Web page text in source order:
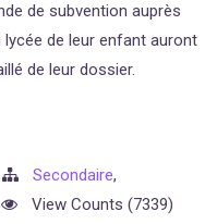
de subvention auprès
lycée de leur enfant auront
de leur dossier.
Secondaire,
View Counts (7339)